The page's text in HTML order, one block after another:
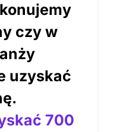
czy w
uzyskać
700